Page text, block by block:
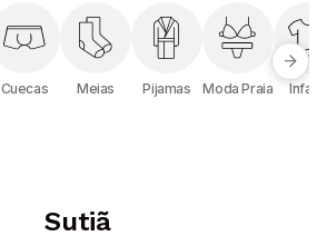
Cuecas Meias Pijamas Moda Praia
Sutiã
1º
cuecas
2º
calcinhas
3º
pijamas
6 º